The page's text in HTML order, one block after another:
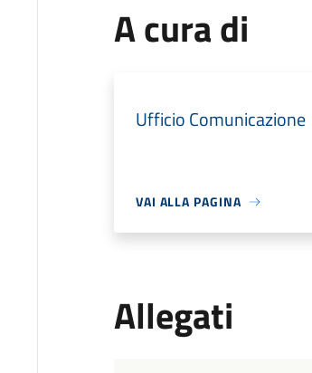
A cura di
Ufficio Comunicazione
VAI ALLA PAGINA
Allegati